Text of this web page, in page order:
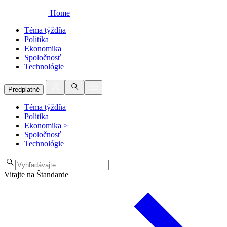
Home
Téma týždňa
Politika
Ekonomika
Spoločnosť
Technológie
Predplatné
Téma týždňa
Politika
Ekonomika >
Spoločnosť
Technológie
Vitajte na Štandarde